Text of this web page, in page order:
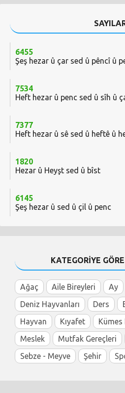
6455
Şeş hezar û çar sed û pêncî û
7534
Heft hezar û penc sed û sîh û
7377
Heft hezar û sê sed û heftê û
1820
Hezar û Heyşt sed û bîst
6145
Şeş hezar û sed û çil û penc
KATEGORİYE
Ağaç Aile Bireyleri Ay
Deniz Hayvanları
Ders
Hayvan
Kıyafet Kümes
Meslek
Mutfak Gereçleri
Sebze - Meyve
Şehir